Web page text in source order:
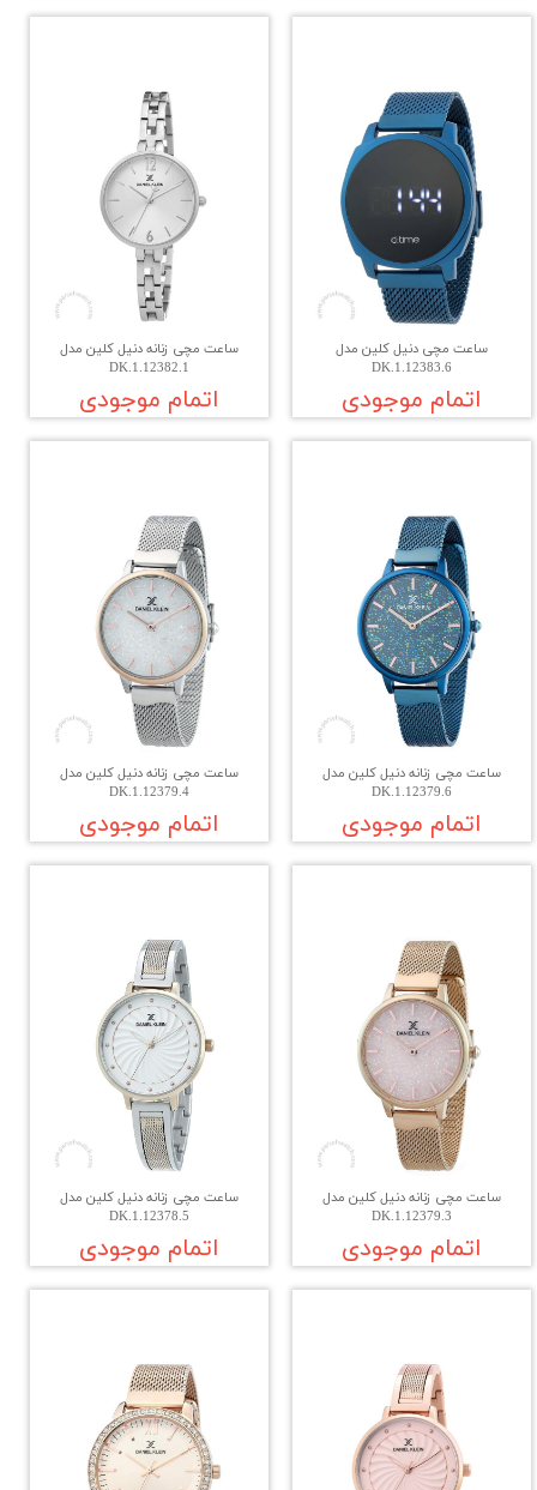
ساعت مچی دنیل کلین مدل
DK.1.12383.6
اتمام موجودی
ساعت مچی زنانه دنیل کلین مدل
DK.1.12382.1
اتمام موجودی
ساعت مچی زنانه دنیل کلین مدل
DK.1.12379.6
اتمام موجودی
ساعت مچی زنانه دنیل کلین مدل
DK.1.12379.4
اتمام موجودی
ساعت مچی زنانه دنیل کلین مدل
DK.1.12379.3
اتمام موجودی
ساعت مچی زنانه دنیل کلین مدل
DK.1.12378.5
اتمام موجودی